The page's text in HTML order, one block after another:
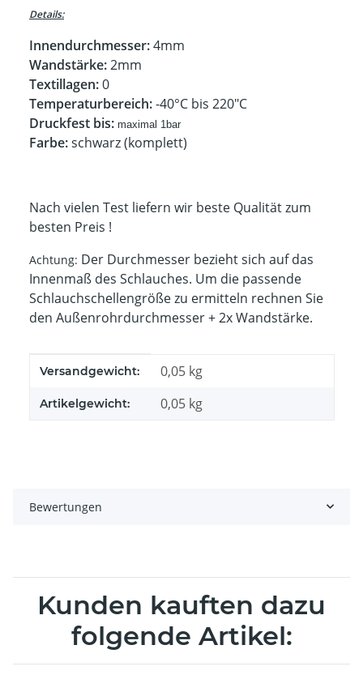
Details:
Innendurchmesser:4mm
Wandstärke:2mm
Textillagen:0
Temperaturbereich:-40°C bis 220"C
Druckfest bis: maximal 1bar
Farbe:schwarz (komplett)
Nach vielen Test liefern wir beste Qualität zum
besten Preis !
Achtung: Der Durchmesser bezieht sich auf das
Innenmaß des Schlauches. Um die passende
Schlauchschellengröße zu ermitteln rechnen Sie
den Außenrohrdurchmesser + 2x Wandstärke.
Produkteigenschaft
Wert
Versandgewicht: 0,05 kg
Artikelgewicht: 0,05 kg
Bewertungen
Kunden kauften dazu
folgende Artikel: